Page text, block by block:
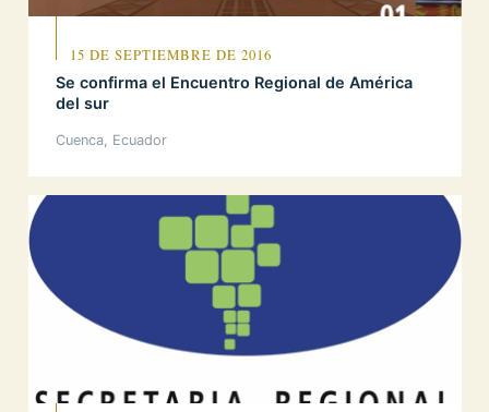
15 DE SEPTIEMBRE DE 2016
Se confirma el Encuentro Regional de América
del sur
Cuenca, Ecuador